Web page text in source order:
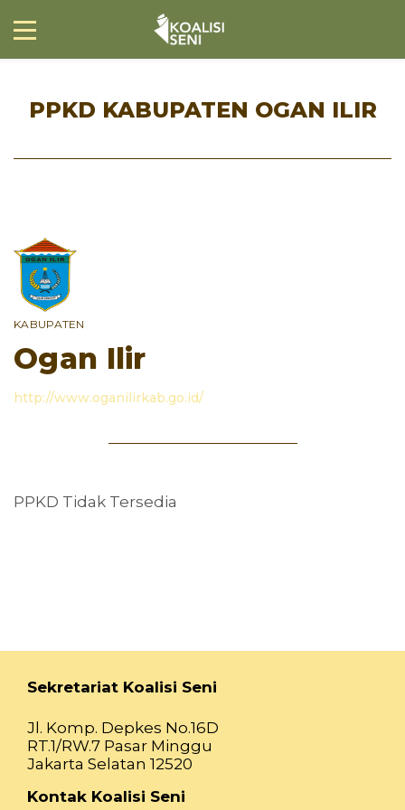
PPKD KABUPATEN OGAN ILIR
KABUPATEN
Ogan Ilir
http://www.oganilirkab.go.id/
PPKD Tidak Tersedia
Sekretariat Koalisi Seni
Jl. Komp. Depkes No.16D
RT.1/RW.7 Pasar Minggu
Jakarta Selatan 12520
Kontak Koalisi Seni